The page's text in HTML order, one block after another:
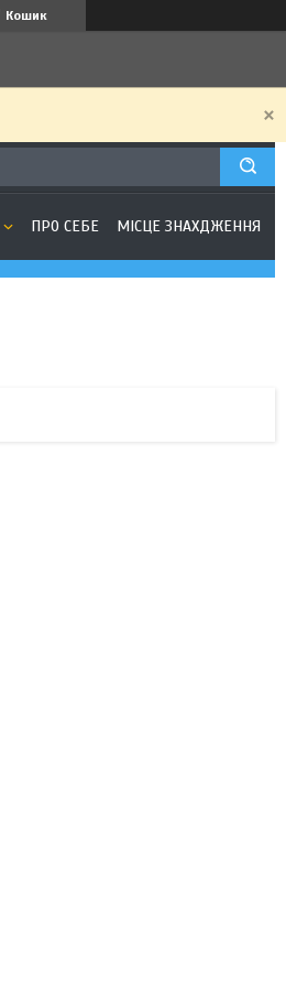
Кошик
ПРО СЕБЕ МІСЦЕ ЗНАХДЖЕННЯ